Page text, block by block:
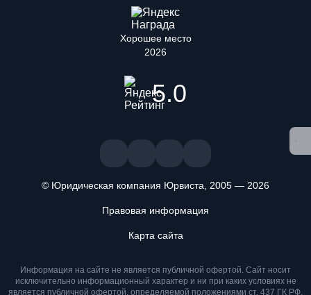
Хорошее место
2026
5.0
© Юридическая компания Юрвиста, 2005 — 2026
Правовая информация
Карта сайта
Информация на сайте не является публичной офертой. Cайт носит
исключительно информационный характер и ни при каких условиях не
является публичной офертой, определяемой положениями ст. 437 ГК РФ.
Мы используем файлы cookie. Оставаясь на сайте, вы
подтверждаете, что ознакомлены и принимаете условия
«Положения об обработке персональных данных» и даете